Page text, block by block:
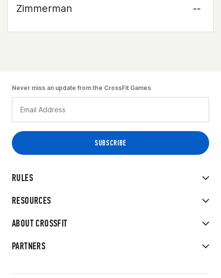
Zimmerman
--
RULES
RESOURCES
ABOUT CROSSFIT
PARTNERS
Never miss an update from the CrossFit Games